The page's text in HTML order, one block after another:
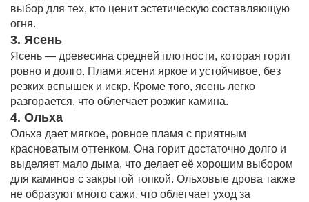
выбор для тех, кто ценит эстетическую составляющую
огня.
3. Ясень
Ясень — древесина средней плотности, которая горит
ровно и долго. Пламя ясени яркое и устойчивое, без
резких вспышек и искр. Кроме того, ясень легко
разгорается, что облегчает розжиг камина.
4. Ольха
Ольха дает мягкое, ровное пламя с приятным
красноватым оттенком. Она горит достаточно долго и
выделяет мало дыма, что делает её хорошим выбором
для каминов с закрытой топкой. Ольховые дрова также
не образуют много сажи, что облегчает уход за